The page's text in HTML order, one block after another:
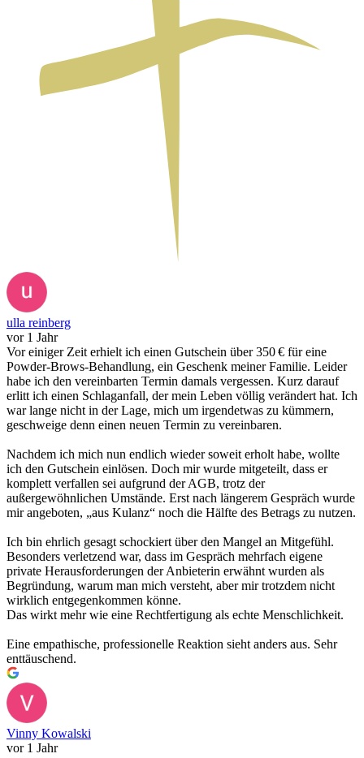
ulla reinberg
vor 1 Jahr
Vor einiger Zeit erhielt ich einen Gutschein über 350 € für eine
Powder-Brows-Behandlung, ein Geschenk meiner Familie. Leider
habe ich den vereinbarten Termin damals vergessen. Kurz darauf
erlitt ich einen Schlaganfall, der mein Leben völlig verändert hat. Ich
war lange nicht in der Lage, mich um irgendetwas zu kümmern,
geschweige denn einen neuen Termin zu vereinbaren.
Nachdem ich mich nun endlich wieder soweit erholt habe, wollte
ich den Gutschein einlösen. Doch mir wurde mitgeteilt, dass er
komplett verfallen sei aufgrund der AGB, trotz der
außergewöhnlichen Umstände. Erst nach längerem Gespräch wurde
mir angeboten, „aus Kulanz“ noch die Hälfte des Betrags zu nutzen.
Ich bin ehrlich gesagt schockiert über den Mangel an Mitgefühl.
Besonders verletzend war, dass im Gespräch mehrfach eigene
private Herausforderungen der Anbieterin erwähnt wurden als
Begründung, warum man mich versteht, aber mir trotzdem nicht
wirklich entgegenkommen könne.
Das wirkt mehr wie eine Rechtfertigung als echte Menschlichkeit.
Eine empathische, professionelle Reaktion sieht anders aus. Sehr
enttäuschend.
Vinny Kowalski
vor 1 Jahr